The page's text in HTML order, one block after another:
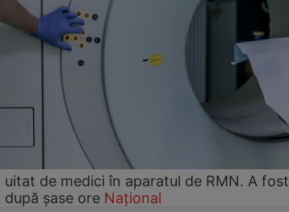
uitat de medici în aparatul de RMN. A fost
șase ore Național